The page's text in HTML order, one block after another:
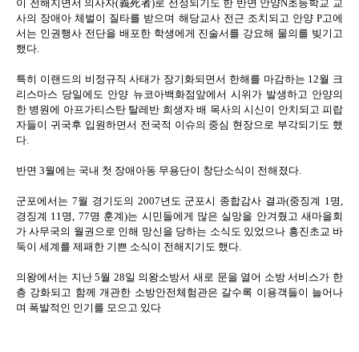
이 전해지면서 의사자(義死者)로 선정되기도 한 반면 안양N초등학교 교
사의 장애아 체벌이 질타를 받으며 해당교사 전근 조치되고 안양 P고에
서는 인권행사 전단을 배포한 학생에게 진술서를 강요해 물의를 빚기고
했다.
특히 이랜드의 비정규직 사태가 장기화되면서 한해를 마감하는 12월 크
리스마스 당일에도 안양 뉴코아백화점앞에서 시위가 발생하고 안양의
한 병원에 아프가티스탄 탈레반 희생자 배 목사의 시신이 안치되고 피랍
자들이 귀국후 입원하면서 전국적 이슈의 중심 현장으로 부각되기도 했
다.
반면 3월에는 국내 첫 장애아동 무용단이 창단소식이 전해졌다.
군포에서는 7월 경기도의 2007년도 군포시 종합감사 결과(중징계 1명,
경징계 11명, 77명 훈계)는 시민들에게 많은 실망을 안겨줬고 새마을회
가 사무국의 월권으로 인해 망신을 당하는 소식도 있었으나 흥진초교 바
둑이 세계를 제패한 기쁜 소식이 전해지기도 했다.
의왕에서는 지난 5월 28일 의왕소방서 새로 문을 열어 소방 서비스가 한
층 강화되고 함께 개관한 소방안전체험관은 갈수록 이용객들이 늘어나
며 폭발적인 인기를 모으고 있다